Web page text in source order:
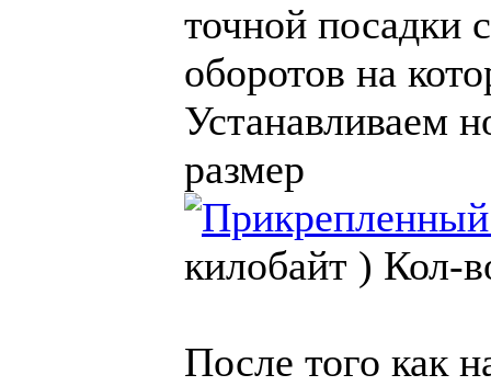
точной посадки
оборотов на
Устанавливаем
размер
килобайт ) Кол-
После того как